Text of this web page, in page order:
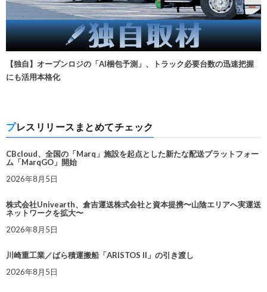
【独自】オープンロジの「AI梱包予測」、トラック必要台数の迅速把握
にも活用本格化
プレスリリースまとめてチェック
CBcloud、全国の「Marq」施設を起点とした新たな配送プラットフォー
ム「MarqGO」開始
2026年8月5日
株式会社Univearth、倉吉運送株式会社と資本提携〜山陰エリアへ実運送
ネットワークを拡大〜
2026年8月5日
川崎重工業／ばら積運搬船「ARISTOS II」の引き渡し
2026年8月5日